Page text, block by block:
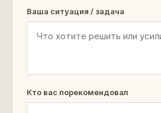
Ваша ситуация / задача
Кто вас порекомендовал